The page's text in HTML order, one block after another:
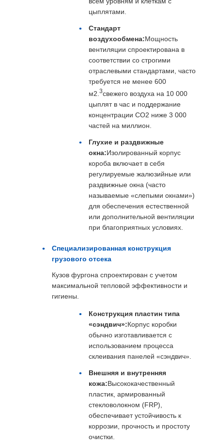
цыплятами.
Стандарт
воздухообмена:Мощность
вентиляции спроектирована в
соответствии со строгими
отраслевыми стандартами, часто
требуется не менее 600
м2. 3свежего воздуха на 10 000
цыплят в час и поддержание
концентрации CO2 ниже 3 000
частей на миллион.
Глухие и раздвижные
окна:Изолированный корпус
короба включает в себя
регулируемые жалюзийные или
раздвижные окна (часто
называемые «слепыми окнами»)
для обеспечения естественной
или дополнительной вентиляции
при благоприятных условиях.
Специализированная конструкция
грузового отсека
Кузов фургона спроектирован с учетом
максимальной тепловой эффективности и
гигиены.
Конструкция пластин типа
«сэндвич»:Корпус коробки
обычно изготавливается с
использованием процесса
склеивания панелей «сэндвич».
Внешняя и внутренняя
кожа:Высококачественный
пластик, армированный
стекловолокном (FRP),
обеспечивает устойчивость к
коррозии, прочность и простоту
очистки.